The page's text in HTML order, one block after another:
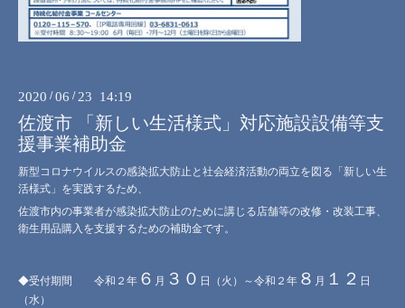
2020 /06 /23 14:19
佐渡市 「新しい生活様式」対応施設設備等支
援事業補助金
新型コロナウイルスの感染拡大防止と社会経済活動の両立を図る「新しい生
活様式」を実践するため、
佐渡市内の事業者が感染拡大防止のために講じる店舗等の改修・改装工事、
衛生用品購入を支援するための補助金です。
◆受付期間 令和２年 ６ 月 ３０ 日（火）～令和２年 ８ 月 １２ 日
（水）